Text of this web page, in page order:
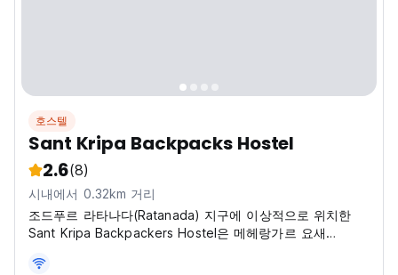
호스텔
Sant Kripa Backpacks Hostel
2.6(8)
시내에서 0.32km 거리
조드푸르 라타나다(Ratanada) 지구에 이상적으로 위치한
Sant Kripa Backpackers Hostel은 메헤랑가르 요새